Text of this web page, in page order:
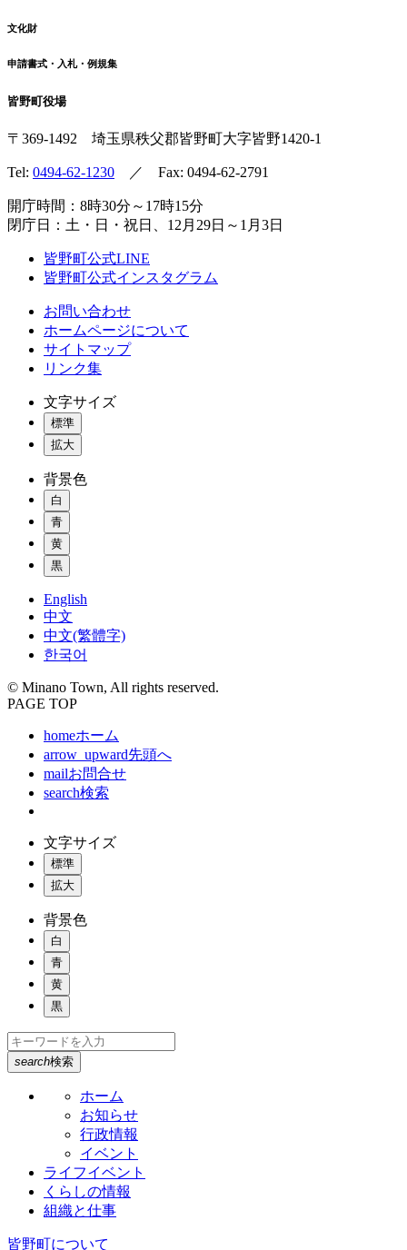
文化財
申請書式・入札・例規集
皆野町役場
〒369-1492 埼玉県秩父郡皆野町大字皆野1420-1
Tel: 0494-62-1230 ／ Fax: 0494-62-2791
開庁時間：8時30分～17時15分
閉庁日：土・日・祝日、12月29日～1月3日
皆野町公式LINE
皆野町公式インスタグラム
お問い合わせ
ホームページについて
サイトマップ
リンク集
文字サイズ
標準
拡大
背景色
白
青
黄
黒
English
中文
中文(繁體字)
한국어
© Minano Town, All rights reserved.
PAGE TOP
homeホーム
arrow_upward先頭へ
mailお問合せ
search検索
文字サイズ
標準
拡大
背景色
白
青
黄
黒
search検索
ホーム
お知らせ
行政情報
イベント
ライフイベント
くらしの情報
組織と仕事
皆野町について